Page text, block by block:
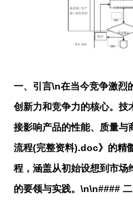
一、引言\n在当今竞争激烈
创新力和竞争力的核心。技
接影响产品的性能、质量与
流程(完整资料).doc》的精
程，涵盖从初始设想到市场
的要领与实践。\n\n####